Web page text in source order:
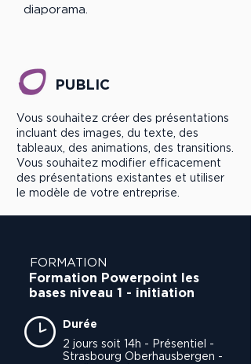
diaporama.
PUBLIC
Vous souhaitez créer des présentations
incluant des images, du texte, des
tableaux, des animations, des transitions.
Vous souhaitez modifier efficacement
des présentations existantes et utiliser
le modèle de votre entreprise.
FORMATION
Formation Powerpoint les
bases niveau 1 - initiation
Durée
2 jours soit 14h - Présentiel -
Strasbourg Oberhausbergen -